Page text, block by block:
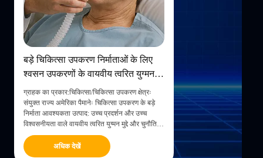
बड़े चिकित्सा उपकरण निर्माताओं के लिए
श्वसन उपकरणों के वायवीय त्वरित युग्मन के
लिए समाधान प्रदान करना
ग्राहक का प्रकार:चिकित्सा/चिकित्सा उपकरण क्षेत्रः
संयुक्त राज्य अमेरिका पैमानेः चिकित्सा उपकरण के बड़े
निर्माता आवश्यकता उत्पाद: उच्च प्रदर्शन और उच्च
विश्वसनीयता वाले वायवीय त्वरित युग्मन मुद्दे और चुनौतियां
कंपनी एक प्रसिद्ध बड़े पैमाने पर चिकित्सा उपकरण निर्माता
है, और इसके सामने चुनौतियां शामिल ...
अधिक देखें